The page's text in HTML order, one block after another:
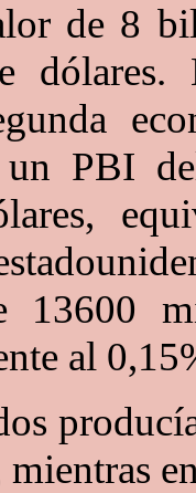
de 8
dólares.
un PBI
13600
al
producía